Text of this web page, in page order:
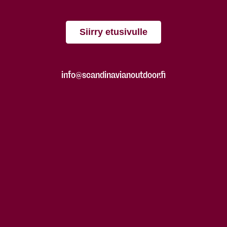
Siirry etusivulle
info@scandinavianoutdoor.fi